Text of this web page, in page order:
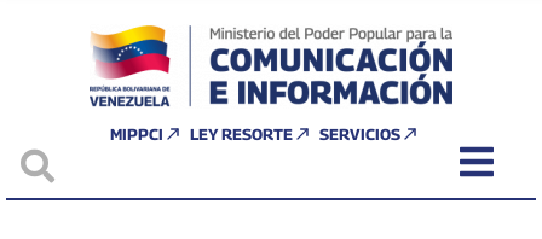
MIPPCI LEY RESORTE SERVICIOS